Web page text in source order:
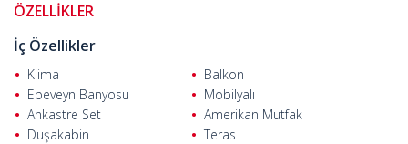
Muğla Fethiye'de satılık villatamamen eşyalı olarak teslim
edilecektir. Villanın zemin katında yer alan açık plan mutfakta
makinesi ve bulaşık makinesi gibi beyaz eşyalar yer almaktadır.
Giriş katında yer alan salonda oturma grubu, LCD televizyon, ve
klima bulunmaktadır. Bununla birlikte salondan havuza doğrudan
geçiş sağlanabilmektedir. Giriş katta bir WC yer almaktadır.
ÖZELLİKLER
İç Özellikler
Klima
Balkon
Ebeveyn Banyosu
Mobilyalı
Ankastre Set
Amerikan Mutfak
Duşakabin
Teras